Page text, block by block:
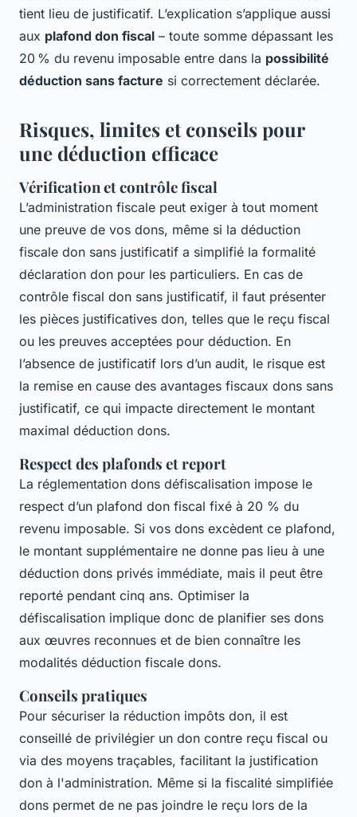
tient lieu de justificatif. L’explication s’applique aussi
aux plafond don fiscal – toute somme dépassant les
20 % du revenu imposable entre dans la possibilité
déduction sans facture si correctement déclarée.
Risques, limites et conseils pour
une déduction efficace
Vérification et contrôle fiscal
L’administration fiscale peut exiger à tout moment
une preuve de vos dons, même si la déduction
fiscale don sans justificatif a simplifié la formalité
déclaration don pour les particuliers. En cas de
contrôle fiscal don sans justificatif, il faut présenter
les pièces justificatives don, telles que le reçu fiscal
ou les preuves acceptées pour déduction. En
l’absence de justificatif lors d’un audit, le risque est
la remise en cause des avantages fiscaux dons sans
justificatif, ce qui impacte directement le montant
maximal déduction dons.
Respect des plafonds et report
La réglementation dons défiscalisation impose le
respect d’un plafond don fiscal fixé à 20 % du
revenu imposable. Si vos dons excèdent ce plafond,
le montant supplémentaire ne donne pas lieu à une
déduction dons privés immédiate, mais il peut être
reporté pendant cinq ans. Optimiser la
défiscalisation implique donc de planifier ses dons
aux œuvres reconnues et de bien connaître les
modalités déduction fiscale dons.
Conseils pratiques
Pour sécuriser la réduction impôts don, il est
conseillé de privilégier un don contre reçu fiscal ou
via des moyens traçables, facilitant la justification
don à l'administration. Même si la fiscalité simplifiée
dons permet de ne pas joindre le reçu lors de la